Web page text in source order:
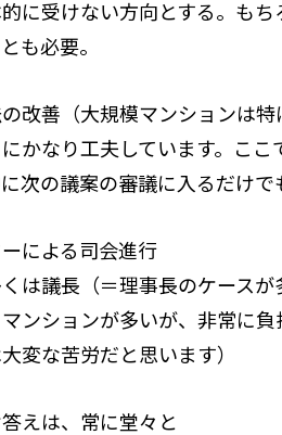
に受けない方向とする。も
も必要。
改善（大規模マンションは特
かなり工夫しています。こ
次の議案の審議に入るだけで
による司会進行
は議長（＝理事長のケース
ンションが多いが、非常に
変な苦労だと思います）
えは、常に堂々と